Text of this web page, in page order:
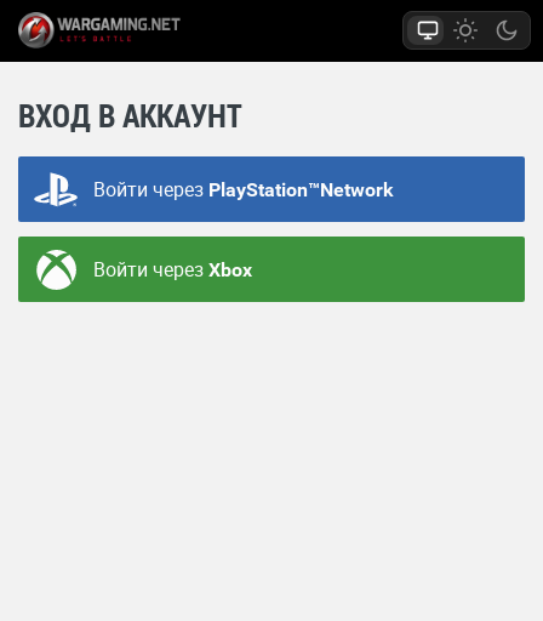
ВХОД В АККАУНТ
Войти через PlayStation™Network
Войти черезXbox